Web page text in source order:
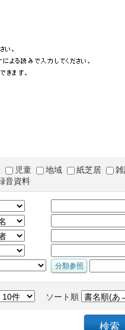
児童 地域 紙芝居
音資料
ソート順